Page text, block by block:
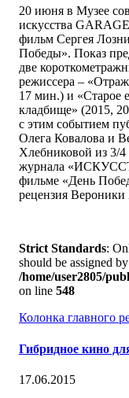
20 июня в Музее
искусства
фильм Сергея
Победы». Показ
две
режиссера –
17 мин.) и «Старое
кладбище» (2015,
с этим событием
Олега Ковалова и
Хлебниковой из 3/4
журнала
фильме «День
рецензия
Strict Standards:
should be assigned
/home/user2805/
on line 548
Колонка главного
Гибридное кино
17.06.2015